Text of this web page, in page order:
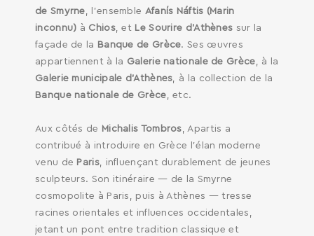
de Smyrne, l’ensemble Afanís Náftis (Marin
inconnu) à Chios, et Le Sourire d’Athènes sur la
façade de la Banque de Grèce. Ses œuvres
appartiennent à la Galerie nationale de Grèce, à la
Galerie municipale d’Athènes, à la collection de la
Banque nationale de Grèce, etc.
Aux côtés de Michalis Tombros, Apartis a
contribué à introduire en Grèce l’élan moderne
venu de Paris, influençant durablement de jeunes
sculpteurs. Son itinéraire — de la Smyrne
cosmopolite à Paris, puis à Athènes — tresse
racines orientales et influences occidentales,
jetant un pont entre tradition classique et